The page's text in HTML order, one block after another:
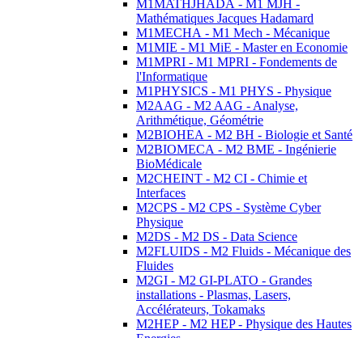
M1MATHJHADA - M1 MJH -
Mathématiques Jacques Hadamard
M1MECHA - M1 Mech - Mécanique
M1MIE - M1 MiE - Master en Economie
M1MPRI - M1 MPRI - Fondements de
l'Informatique
M1PHYSICS - M1 PHYS - Physique
M2AAG - M2 AAG - Analyse,
Arithmétique, Géométrie
M2BIOHEA - M2 BH - Biologie et Santé
M2BIOMECA - M2 BME - Ingénierie
BioMédicale
M2CHEINT - M2 CI - Chimie et
Interfaces
M2CPS - M2 CPS - Système Cyber
Physique
M2DS - M2 DS - Data Science
M2FLUIDS - M2 Fluids - Mécanique des
Fluides
M2GI - M2 GI-PLATO - Grandes
installations - Plasmas, Lasers,
Accélérateurs, Tokamaks
M2HEP - M2 HEP - Physique des Hautes